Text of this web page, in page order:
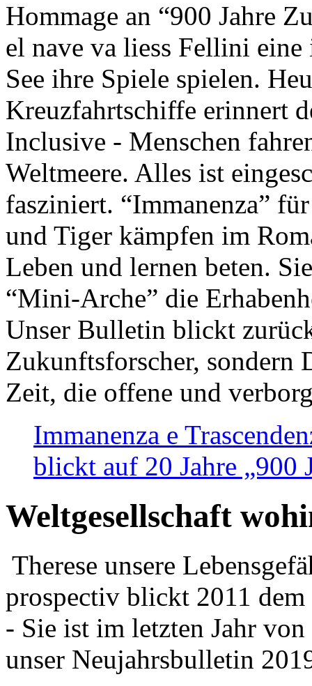
Hommage an “900 Jahre
el nave va liess Fellini
See ihre Spiele spielen.
Kreuzfahrtschiffe erinnert
Inclusive - Menschen
Weltmeere. Alles ist
fasziniert. “Immanenza”
und Tiger kämpfen im
Leben und lernen beten.
“Mini-Arche” die
Unser Bulletin blickt
Zukunftsforscher, sondern
Zeit, die offene und
Immanenza e
blickt auf 20 Jahre „900
Weltgesellschaft
Therese unsere
prospectiv blickt 2011
- Sie ist im letzten Jahr
unser Neujahrsbulletin